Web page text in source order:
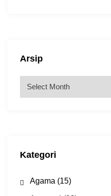
Arsip
Kategori
Agama (15)